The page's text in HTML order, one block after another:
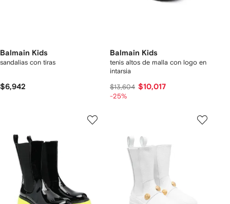
Balmain Kids
sandalias con tiras
$6,942
Balmain Kids
tenis altos de malla con logo en
intarsia
$13,604 $10,017
-25%